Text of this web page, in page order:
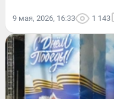
9 мая, 2026, 16:33 1 143